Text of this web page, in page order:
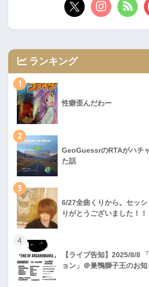
ランキング
1
性癖歪んだわー
2
GeoGuessrのRTAがハチ
た話
3
6/27全曲くりから。セッ
りがとうございました！！
4
【ライブ告知】2025/8/8
ョン」＠巣鴨獅子王のお